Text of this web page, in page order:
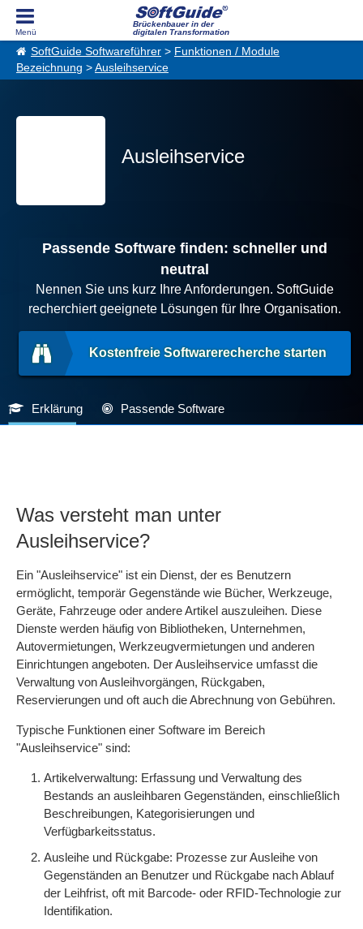
Brückenbauer in der
digitalen Transformation
SoftGuide Softwareführer > Funktionen / Module
Bezeichnung > Ausleihservice
Ausleihservice
Passende Software finden: schneller und
neutral
Nennen Sie uns kurz Ihre Anforderungen. SoftGuide
recherchiert geeignete Lösungen für Ihre Organisation.
Kostenfreie Softwarerecherche starten
Erklärung Passende Software
Was versteht man unter
Ausleihservice?
Ein "Ausleihservice" ist ein Dienst, der es Benutzern
ermöglicht, temporär Gegenstände wie Bücher, Werkzeuge,
Geräte, Fahrzeuge oder andere Artikel auszuleihen. Diese
Dienste werden häufig von Bibliotheken, Unternehmen,
Autovermietungen, Werkzeugvermietungen und anderen
Einrichtungen angeboten. Der Ausleihservice umfasst die
Verwaltung von Ausleihvorgängen, Rückgaben,
Reservierungen und oft auch die Abrechnung von Gebühren.
Typische Funktionen einer Software im Bereich
"Ausleihservice" sind:
Artikelverwaltung: Erfassung und Verwaltung des
Bestands an ausleihbaren Gegenständen, einschließlich
Beschreibungen, Kategorisierungen und
Verfügbarkeitsstatus.
Ausleihe und Rückgabe: Prozesse zur Ausleihe von
Gegenständen an Benutzer und Rückgabe nach Ablauf
der Leihfrist, oft mit Barcode- oder RFID-Technologie zur
Identifikation.